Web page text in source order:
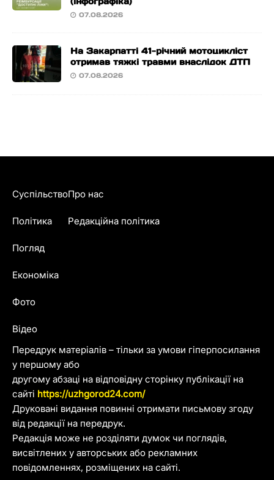
07.08.2026
На Закарпатті 41-річний мотоцикліст
отримав тяжкі травми внаслідок ДТП
07.08.2026
Передрук матеріалів – тільки за умови гіперпосилання
у першому або
другому абзаці на відповідну сторінку публікації на
сайті https://uzhgorod24.com/
Друковані видання повинні отримати письмову згоду
від редакції на передрук.
Редакція може не розділяти думок чи поглядів,
висвітлених у авторських або рекламних
повідомленнях, розміщених на сайті.
Суспільство
Політика
Погляд
Економіка
Фото
Відео
Про нас
Редакційна політика